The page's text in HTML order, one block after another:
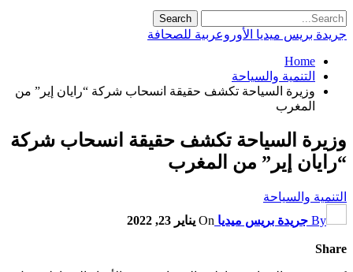
جريدة بريس ميديا الأوروعربية للصحافة
Home
التنمية والسياحة
وزيرة السياحة تكشف حقيقة انسحاب شركة “رايان إير” من
المغرب
وزيرة السياحة تكشف حقيقة انسحاب شركة
“رايان إير” من المغرب
التنمية والسياحة
By جريدة بريس ميديا On يناير 23, 2022
Share